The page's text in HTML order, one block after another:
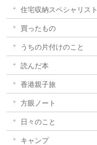
住宅収納スペシャリスト
買ったもの
うちの片付けのこと
読んだ本
香港親子旅
方眼ノート
日々のこと
キャンプ